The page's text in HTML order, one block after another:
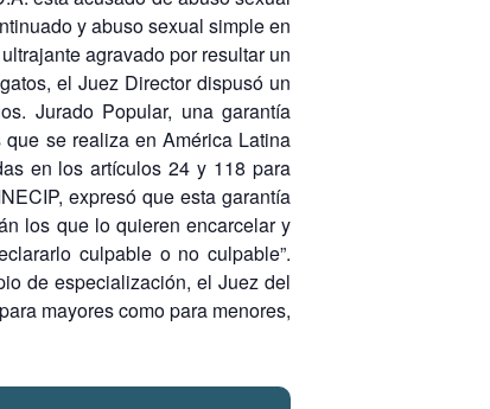
y abuso sexual simple en
agravado por resultar un
el Juez Director dispusó un
Jurado Popular, una garantía
se realiza en América Latina
en los artículos 24 y 118 para
expresó que esta garantía
los que lo quieren encarcelar y
culpable o no culpable”.
de especialización, el Juez del
mayores como para menores,